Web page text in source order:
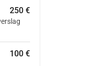
250 €
100 €